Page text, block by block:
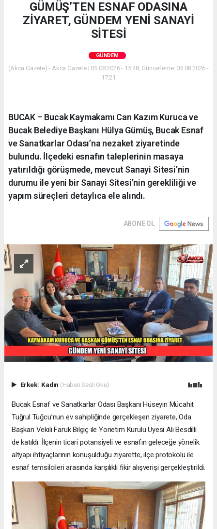
GÜMÜŞ’TEN ESNAF ODASINA
ZİYARET, GÜNDEM YENİ SANAYİ
SİTESİ
GÜNDEM
(Akca Gazete) - Akca Gazete | 05.08.2026 - 15:48, Güncelleme: 05.08.2026 -
17:21
BUCAK – Bucak Kaymakamı Can Kazım Kuruca ve
Bucak Belediye Başkanı Hülya Gümüş, Bucak Esnaf
ve Sanatkarlar Odası’na nezaket ziyaretinde
bulundu. İlçedeki esnafın taleplerinin masaya
yatırıldığı görüşmede, mevcut Sanayi Sitesi’nin
durumu ile yeni bir Sanayi Sitesi’nin gerekliliği ve
yapım süreçleri detaylıca ele alındı.
ABONE OL
Erkek| Kadın (Haberi Sesli Oku)
Bucak Esnaf ve Sanatkarlar Odası Başkanı Hüseyin Mücahit
Tuğrul Tuğcu’nun ev sahipliğinde gerçekleşen ziyarete, Oda
Başkan Vekili Faruk Bilgiç ile Yönetim Kurulu Üyesi Ali Besdilli
de katıldı. İlçenin ticari potansiyeli ve esnafın geleceğe yönelik
altyapı ihtiyaçlarının konuşulduğu ziyarette, ilçe protokolü ile
esnaf temsilcileri arasında karşılıklı fikir alışverişi gerçekleştirildi.